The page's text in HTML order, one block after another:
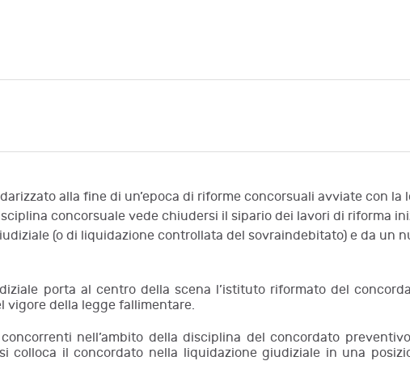
alla fine di un’epoca di riforme concorsuali avviate con la
concorsuale vede chiudersi il sipario dei lavori di riforma
(o di liquidazione controllata del sovraindebitato) e da un
porta al centro della scena l’istituto riformato del
vigore della legge fallimentare.
nell’ambito della disciplina del concordato
colloca il concordato nella liquidazione giudiziale in una